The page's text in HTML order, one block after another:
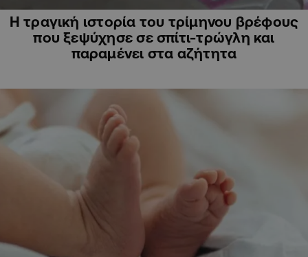
Η τραγική ιστορία του τρίμηνου βρέφους
που ξεψύχησε σε σπίτι-τρώγλη και
παραμένει στα αζήτητα